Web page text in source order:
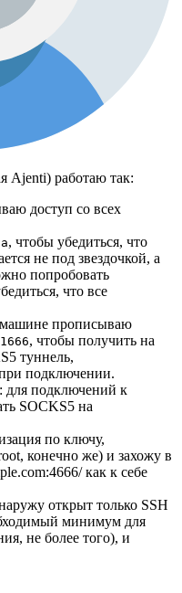
Ajenti) работаю так:
доступ со всех
, чтобы убедиться, что
не под звездочкой, а
попробовать
что все
прописываю
, чтобы получить на
туннель,
подключении.
для подключений к
SOCKS5 на
по ключу,
конечно же) и захожу в
как к себе
открыт только SSH
минимум для
не более того), и